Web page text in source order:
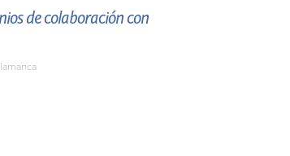
de colaboración con